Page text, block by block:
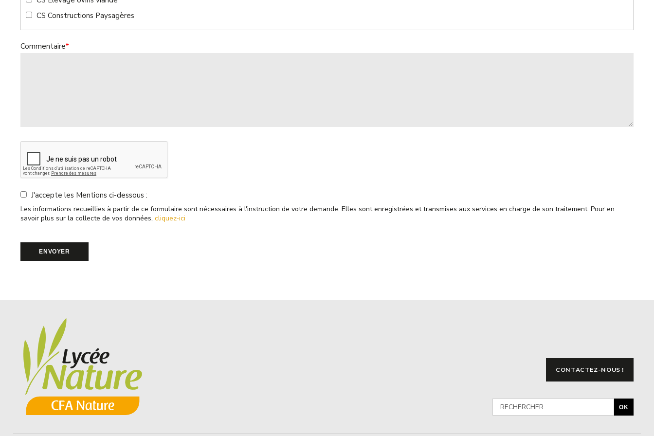
CS Constructions Paysagères
Commentaire*
J'accepte les Mentions ci-dessous :
Les informations recueillies à partir de ce formulaire sont nécessaires à l'instruction de votre demande. Elles sont enregistrées et transmises aux services en charge de son traitement. Pour en
savoir plus sur la collecte de vos données, cliquez-ici
ENVOYER
CONTACTEZ-NOUS !
OK